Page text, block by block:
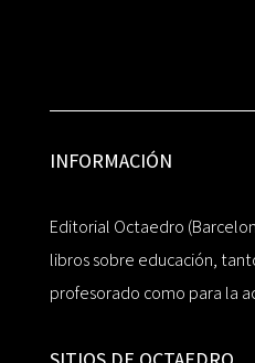
INFORMACIÓN
Editorial Octaedro
libros sobre educación,
profesorado como para la